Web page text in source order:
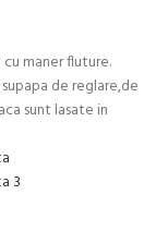
maner fluture.
de reglare,de
sunt lasate in